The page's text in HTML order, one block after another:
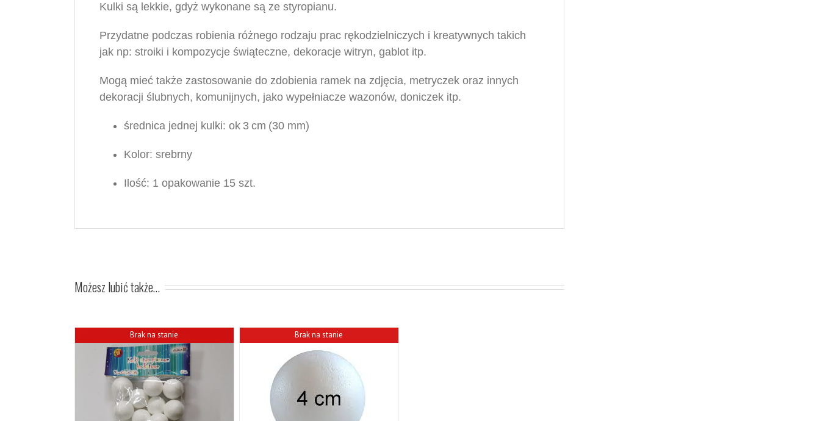
Kulki są lekkie, gdyż wykonane są ze styropianu.
Przydatne podczas robienia różnego rodzaju prac rękodzielniczych i kreatywnych takich
jak np: stroiki i kompozycje świąteczne, dekoracje witryn, gablot itp.
Mogą mieć także zastosowanie do zdobienia ramek na zdjęcia, metryczek oraz innych
dekoracji ślubnych, komunijnych, jako wypełniacze wazonów, doniczek itp.
średnica jednej kulki: ok 3 cm (30 mm)
Kolor: srebrny
Ilość: 1 opakowanie 15 szt.
Możesz lubić także…
Brak na stanie Brak na stanie